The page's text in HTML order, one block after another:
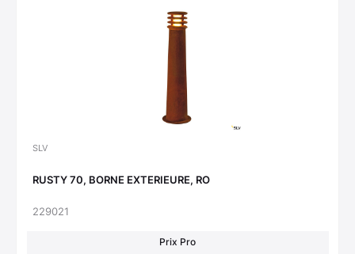
SLV
RUSTY 70, BORNE EXTERIEURE, RO
229021
Prix Pro